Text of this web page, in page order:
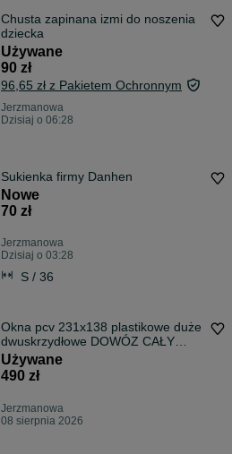
Chusta zapinana izmi do noszenia
dziecka
Używane
90 zł
96,65 zł z Pakietem Ochronnym
Jerzmanowa
Dzisiaj o 06:28
Sukienka firmy Danhen
Nowe
70 zł
Jerzmanowa
Dzisiaj o 03:28
S / 36
Okna pcv 231x138 plastikowe duże
dwuskrzydłowe DOWÓZ CAŁY
KRAJ
Używane
490 zł
Jerzmanowa
08 sierpnia 2026